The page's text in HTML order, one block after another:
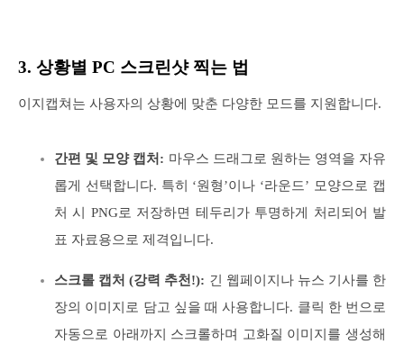
3. 상황별 PC 스크린샷 찍는 법
이지캡쳐는 사용자의 상황에 맞춘 다양한 모드를 지원합니다.
간편 및 모양 캡처: 마우스 드래그로 원하는 영역을 자유
롭게 선택합니다. 특히 ‘원형’이나 ‘라운드’ 모양으로 캡
처 시 PNG로 저장하면 테두리가 투명하게 처리되어 발
표 자료용으로 제격입니다.
스크롤 캡처 (강력 추천!): 긴 웹페이지나 뉴스 기사를 한
장의 이미지로 담고 싶을 때 사용합니다. 클릭 한 번으로
자동으로 아래까지 스크롤하며 고화질 이미지를 생성해